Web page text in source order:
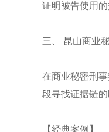
证明被告使用
三、 昆山商业
在商业秘密刑
段寻找证据链的
【经典案例】